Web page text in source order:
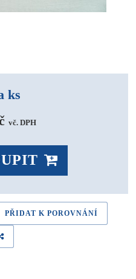
ks
vč. DPH
PŘIDAT K POROVNÁNÍ